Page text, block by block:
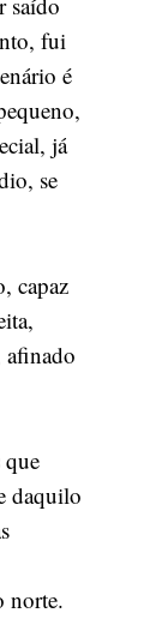
fui
é
já
se
capaz
afinado
que
daquilo
norte.